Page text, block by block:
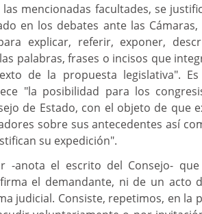
mencionadas facultades, se
en los debates ante las
explicar, referir, exponer,
palabras, frases o incisos que
de la propuesta legislativa".
"la posibilidad para los
de Estado, con el objeto de que
sobre sus antecedentes así
su expedición".
-anota el escrito del Consejo-
el demandante, ni de un acto
judicial. Consiste, repetimos, en la